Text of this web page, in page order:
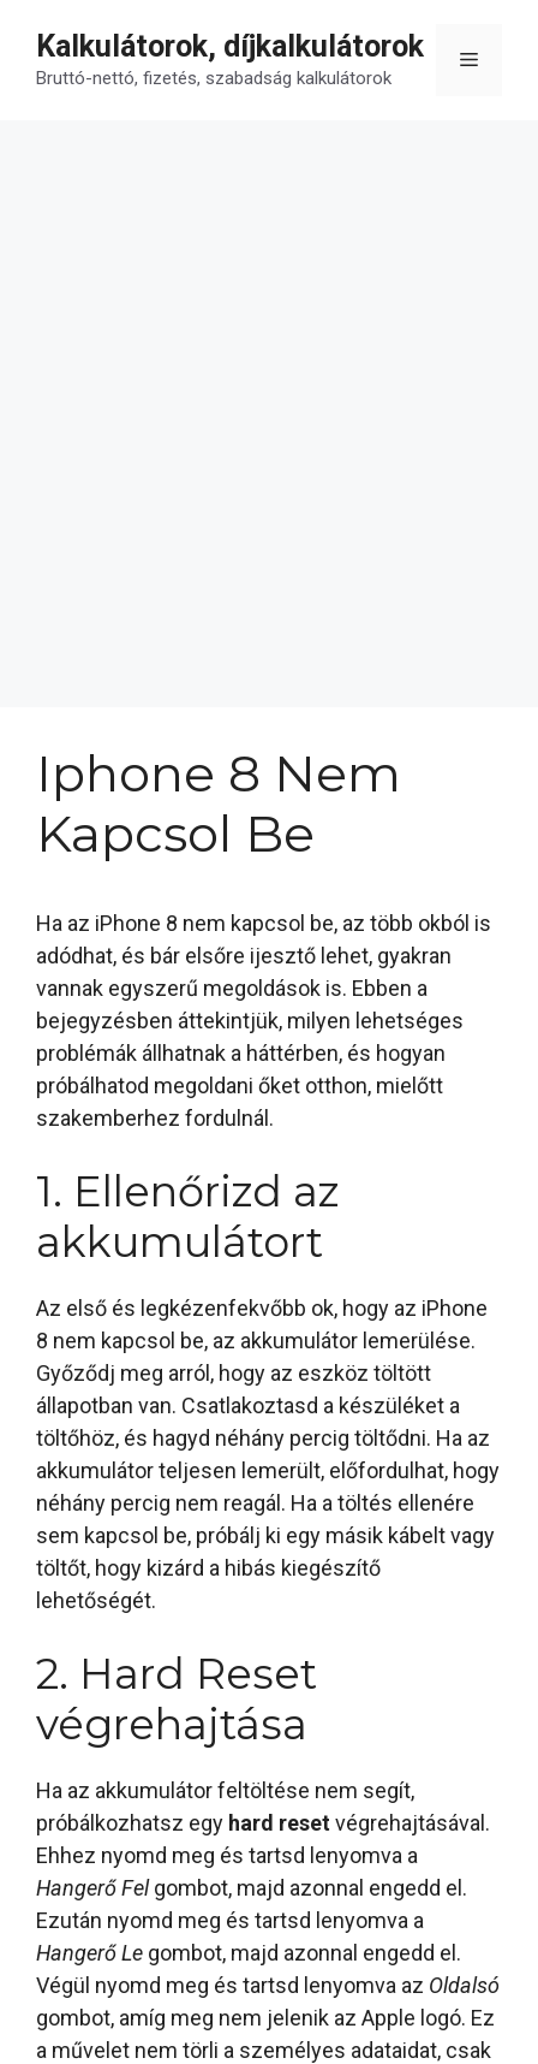
tartalomba
Kalkulátorok, díjkalkulátorok
Bruttó-nettó, fizetés, szabadság kalkulátorok
Menü
Iphone 8 Nem
Kapcsol Be
Ha az iPhone 8 nem kapcsol be, az több okból is
adódhat, és bár elsőre ijesztő lehet, gyakran
vannak egyszerű megoldások is. Ebben a
bejegyzésben áttekintjük, milyen lehetséges
problémák állhatnak a háttérben, és hogyan
próbálhatod megoldani őket otthon, mielőtt
szakemberhez fordulnál.
1. Ellenőrizd az
akkumulátort
Az első és legkézenfekvőbb ok, hogy az iPhone
8 nem kapcsol be, az akkumulátor lemerülése.
Győződj meg arról, hogy az eszköz töltött
állapotban van. Csatlakoztasd a készüléket a
töltőhöz, és hagyd néhány percig töltődni. Ha az
akkumulátor teljesen lemerült, előfordulhat, hogy
néhány percig nem reagál. Ha a töltés ellenére
sem kapcsol be, próbálj ki egy másik kábelt vagy
töltőt, hogy kizárd a hibás kiegészítő
lehetőségét.
2. Hard Reset
végrehajtása
Ha az akkumulátor feltöltése nem segít,
próbálkozhatsz egy hard resetvégrehajtásával.
Ehhez nyomd meg és tartsd lenyomva a
Hangerő Felgombot, majd azonnal engedd el.
Ezután nyomd meg és tartsd lenyomva a
Hangerő Le gombot, majd azonnal engedd el.
Végül nyomd meg és tartsd lenyomva az Oldalsó
gombot, amíg meg nem jelenik az Apple logó. Ez
a művelet nem törli a személyes adataidat, csak